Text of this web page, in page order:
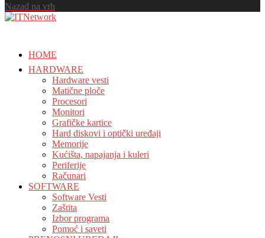
Nazad na vrh
HOME
HARDWARE
Hardware vesti
Matične ploče
Procesori
Monitori
Grafičke kartice
Hard diskovi i optički uređaji
Memorije
Kućišta, napajanja i kuleri
Periferije
Računari
SOFTWARE
Software Vesti
Zaštita
Izbor programa
Pomoć i saveti